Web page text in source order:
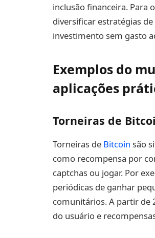
inclusão financeira. Para
diversificar estratégias
investimento sem gasto
Exemplos do
aplicações
Torneiras de
Torneiras de Bitcoin são
como recompensa por
captchas ou jogar. Por
periódicas de ganhar
comunitários. A partir de
do usuário e